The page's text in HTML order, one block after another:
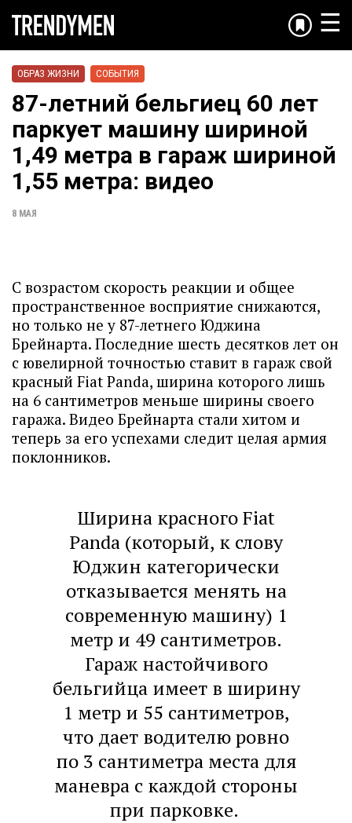
☰
ОБРАЗ ЖИЗНИ СОБЫТИЯ
87-летний бельгиец 60 лет
паркует машину шириной
1,49 метра в гараж шириной
1,55 метра: видео
8 МАЯ
С возрастом скорость реакции и общее
пространственное восприятие снижаются,
но только не у 87-летнего Юджина
Брейнарта. Последние шесть десятков лет он
с ювелирной точностью ставит в гараж свой
красный Fiat Panda, ширина которого лишь
на 6 сантиметров меньше ширины своего
гаража. Видео Брейнарта стали хитом и
теперь за его успехами следит целая армия
поклонников.
Ширина красного Fiat
Panda (который, к слову
Юджин категорически
отказывается менять на
современную машину) 1
метр и 49 сантиметров.
Гараж настойчивого
бельгийца имеет в ширину
1 метр и 55 сантиметров,
что дает водителю ровно
по 3 сантиметра места для
маневра с каждой стороны
при парковке.